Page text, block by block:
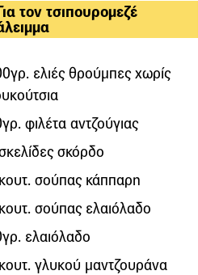
τον τσιπουρομεζέ
ελιές θρούμπες χωρίς
φιλέτα αντζούγιας
σκόρδο
σούπας κάππαρη
σούπας ελαιόλαδο
ελαιόλαδο
γλυκού μαντζουράνα